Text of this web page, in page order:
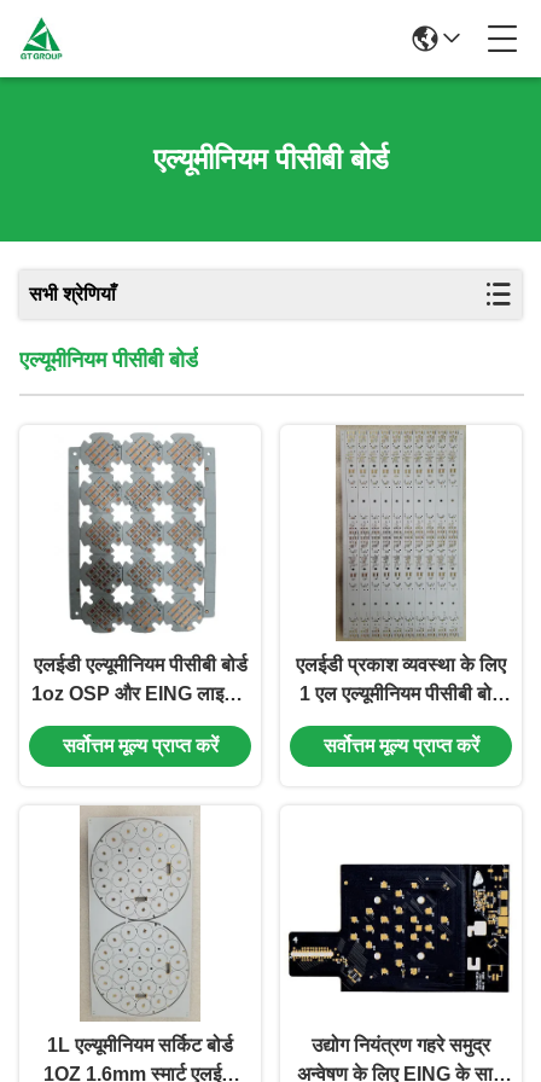
एल्यूमीनियम पीसीबी बोर्ड
सभी श्रेणियाँ
एल्यूमीनियम पीसीबी बोर्ड
एलईडी एल्यूमीनियम पीसीबी बोर्ड
1oz OSP और EING लाइटिंग
अनुप्रयोगों के लिए सफेद
Soldermask
सर्वोत्तम मूल्य प्राप्त करें
एलईडी प्रकाश व्यवस्था के लिए
1 एल एल्यूमीनियम पीसीबी बोर्ड
1.5 मिमी सफेद सोल्डरमास्क
सर्वोत्तम मूल्य प्राप्त करें
1L एल्यूमीनियम सर्किट बोर्ड
1OZ 1.6mm स्मार्ट एलईडी
उद्योग नियंत्रण गहरे समुद्र
अन्वेषण के लिए EING के साथ